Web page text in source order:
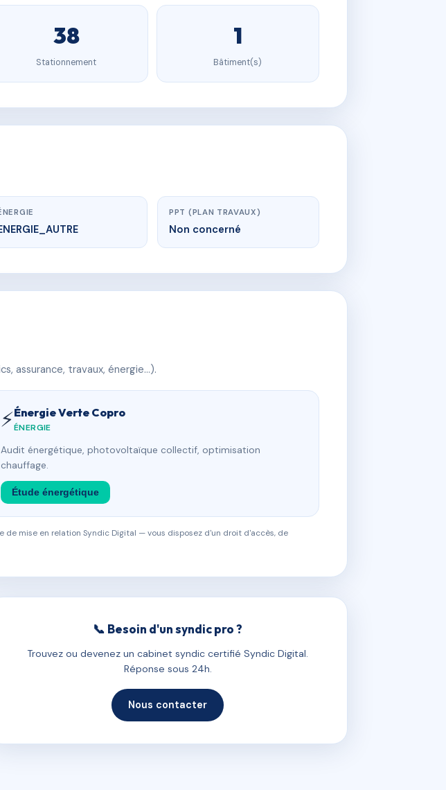
38
Stationnement
1
Bâtiment(s)
PPT (PLAN TRAVAUX)
Non concerné
assurance, travaux, énergie…).
⚡Énergie Verte Copro
ÉNERGIE
Audit énergétique, photovoltaïque collectif, optimisation
chauffage.
Étude énergétique
de mise en relation Syndic Digital — vous disposez d'un droit d'accès, de
📞 Besoin d'un syndic pro ?
Trouvez ou devenez un cabinet syndic certifié Syndic Digital.
Réponse sous 24h.
Nous contacter